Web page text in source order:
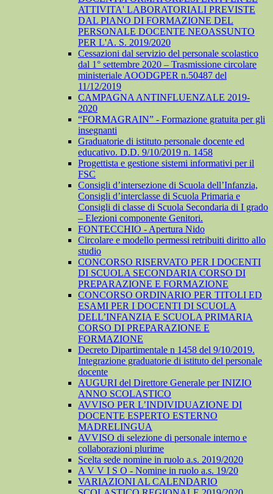
ATTIVITA' LABORATORIALI PREVISTE
DAL PIANO DI FORMAZIONE DEL
PERSONALE DOCENTE NEOASSUNTO
PER L'A. S. 2019/2020
Cessazioni dal servizio del personale scolastico
dal 1° settembre 2020 – Trasmissione circolare
ministeriale AOODGPER n.50487 del
11/12/2019
CAMPAGNA ANTINFLUENZALE 2019-
2020
“FORMAGRAIN” - Formazione gratuita per gli
insegnanti
Graduatorie di istituto personale docente ed
educativo. D.D. 9/10/2019 n. 1458
Progettista e gestione sistemi informativi per il
FSC
Consigli d’intersezione di Scuola dell’Infanzia,
Consigli d’interclasse di Scuola Primaria e
Consigli di classe di Scuola Secondaria di I grado
– Elezioni componente Genitori.
FONTECCHIO - Apertura Nido
Circolare e modello permessi retribuiti diritto allo
studio
CONCORSO RISERVATO PER I DOCENTI
DI SCUOLA SECONDARIA CORSO DI
PREPARAZIONE E FORMAZIONE
CONCORSO ORDINARIO PER TITOLI ED
ESAMI PER I DOCENTI DI SCUOLA
DELL’INFANZIA E SCUOLA PRIMARIA
CORSO DI PREPARAZIONE E
FORMAZIONE
Decreto Dipartimentale n 1458 del 9/10/2019.
Integrazione graduatorie di istituto del personale
docente
AUGURI del Direttore Generale per INIZIO
ANNO SCOLASTICO
AVVISO PER L’INDIVIDUAZIONE DI
DOCENTE ESPERTO ESTERNO
MADRELINGUA
AVVISO di selezione di personale interno e
collaborazioni plurime
Scelta sede nomine in ruolo a.s. 2019/2020
A V V I S O - Nomine in ruolo a.s. 19/20
VARIAZIONI AL CALENDARIO